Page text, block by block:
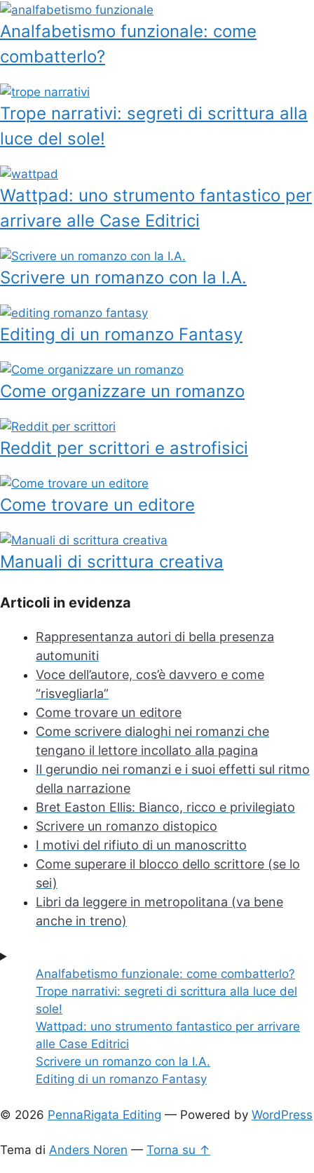
Analfabetismo funzionale: come
combatterlo?
Trope narrativi: segreti di scrittura alla
luce del sole!
Wattpad: uno strumento fantastico per
arrivare alle Case Editrici
Scrivere un romanzo con la I.A.
Editing di un romanzo Fantasy
Come organizzare un romanzo
Reddit per scrittori e astrofisici
Come trovare un editore
Manuali di scrittura creativa
Articoli in evidenza
Rappresentanza autori di bella presenza
automuniti
Voce dell’autore, cos’è davvero e come
“risvegliarla”
Come trovare un editore
Come scrivere dialoghi nei romanzi che
tengano il lettore incollato alla pagina
Il gerundio nei romanzi e i suoi effetti sul ritmo
della narrazione
Bret Easton Ellis: Bianco, ricco e privilegiato
Scrivere un romanzo distopico
I motivi del rifiuto di un manoscritto
Come superare il blocco dello scrittore (se lo
sei)
Libri da leggere in metropolitana (va bene
anche in treno)
Analfabetismo funzionale: come combatterlo?
Trope narrativi: segreti di scrittura alla luce del
sole!
Wattpad: uno strumento fantastico per arrivare
alle Case Editrici
Scrivere un romanzo con la I.A.
Editing di un romanzo Fantasy
© 2026 PennaRigata Editing — Powered by WordPress
Tema di Anders Noren — Torna su ↑